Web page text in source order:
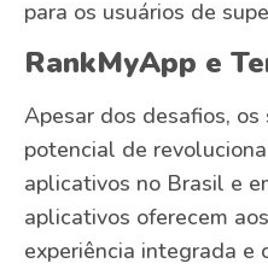
para os usuários de
RankMyApp e
Apesar dos desafios,
potencial de
aplicativos no Brasil e
aplicativos oferecem
experiência integrada e